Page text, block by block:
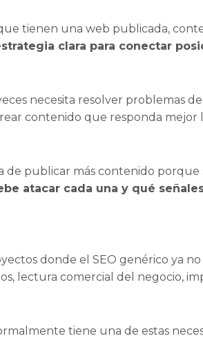
tienen una web publicada,
clara para conectar
necesita resolver problemas de
contenido que responda mejor
de publicar más contenido porque
atacar cada una y qué
donde el SEO genérico ya no
lectura comercial del negocio,
tiene una de estas